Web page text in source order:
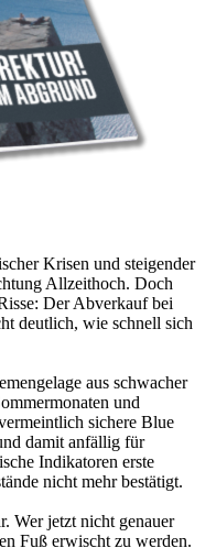
Krisen und steigender
Allzeithoch. Doch
Der Abverkauf bei
deutlich, wie schnell sich
aus schwacher
und
sichere Blue
damit anfällig für
Indikatoren erste
nicht mehr bestätigt.
Wer jetzt nicht genauer
Fuß erwischt zu werden.